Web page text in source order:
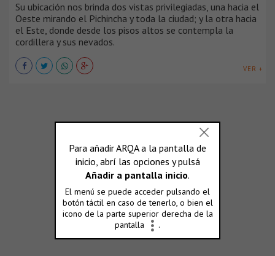
Su ubicación nos brinda dos vistas privilegiadas, una hacia el
Oeste mirando el Pichincha y toda la ciudad; y la otra hacia
el Este, donde desde los pisos altos se contempla la
cordillera y sus nevados.
VER +